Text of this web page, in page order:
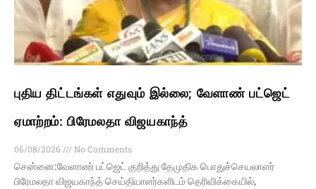
புதிய திட்டங்கள் எதுவும் இல்லை; வேளாண் பட்ஜெட்
ஏமாற்றம்: பிரேமலதா விஜயகாந்த்
06/08/2026
No Comments
சென்னை:வேளாண் பட்ஜெட் குறித்து தேமுதிக பொதுச்செயலாளர்
பிரேமலதா விஜயகாந்த் செய்தியாளர்களிடம் தெரிவிக்கையில்,